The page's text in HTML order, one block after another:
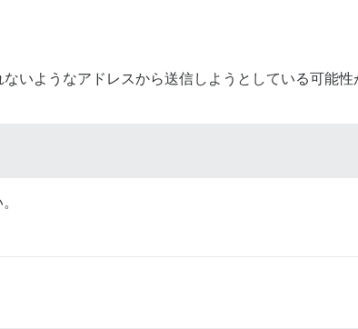
いようなアドレスから送信しようとしている可能性